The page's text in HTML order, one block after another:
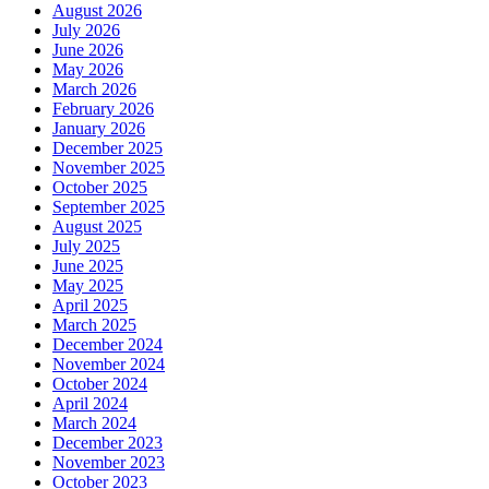
August 2026
July 2026
June 2026
May 2026
March 2026
February 2026
January 2026
December 2025
November 2025
October 2025
September 2025
August 2025
July 2025
June 2025
May 2025
April 2025
March 2025
December 2024
November 2024
October 2024
April 2024
March 2024
December 2023
November 2023
October 2023